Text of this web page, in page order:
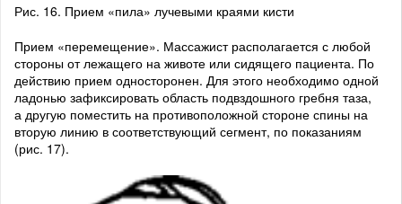
Рис. 16. Прием «пила» лучевыми краями кисти
Прием «перемещение». Массажист располагается с любой
стороны от лежащего на животе или сидящего пациента. По
действию прием односторонен. Для этого необходимо одной
ладонью зафиксировать область подвздошного гребня таза,
а другую поместить на противоположной стороне спины на
вторую линию в соответствующий сегмент, по показаниям
(рис. 17).